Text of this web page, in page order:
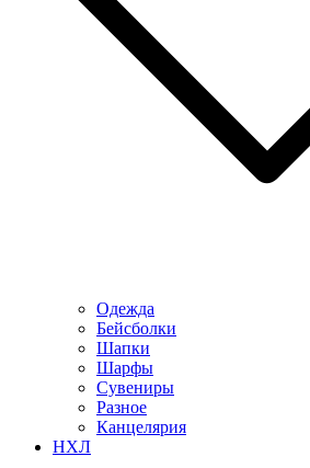
Одежда
Бейсболки
Шапки
Шарфы
Сувениры
Разное
Канцелярия
НХЛ